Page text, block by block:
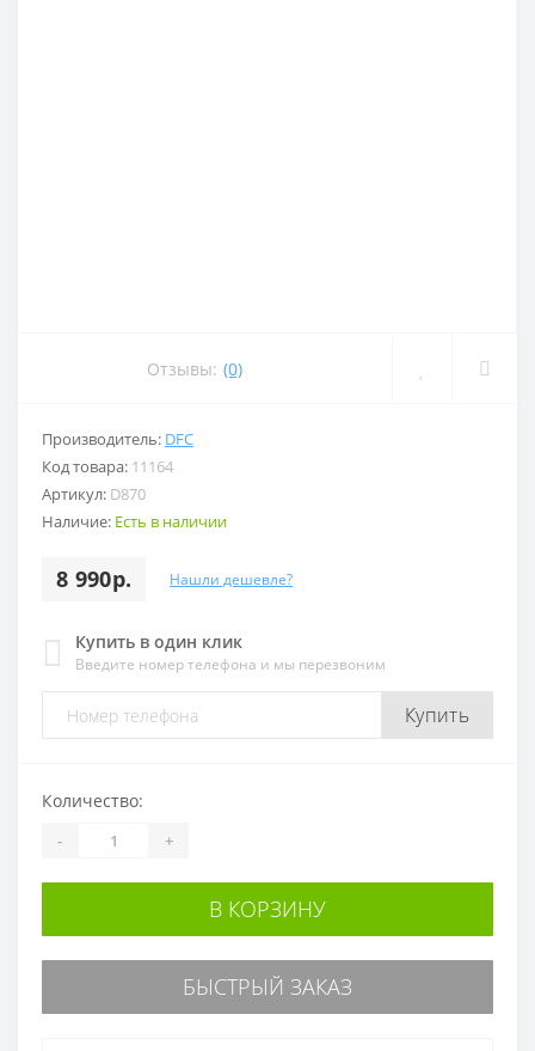
Отзывы: (0)
Производитель: DFC
Код товара: 11164
Артикул: D870
Наличие: Есть в наличии
8 990р. Нашли дешевле?
Купить в один клик
Введите номер телефона и мы перезвоним
Купить
Количество:
- +
В КОРЗИНУ
БЫСТРЫЙ ЗАКАЗ